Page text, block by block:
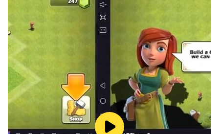
تتميز اللعبة بالتنوع والاثراء الثقافي في شتى المجالات. فيها خفة
وافادة وتسلية.
اللعبة بنيت بعيدا عن الضغط والتوقيت والسرعة, ويمكن لعبها في
اي وقت باسترخاء, ويمكنك التوقف ومعاودة اللعب في اي لحظة من
فكرة اللعبة تعتمد على ايجاد جميع الكلمات المفقودة او المخفية من
جدول الحروف والتابعة لنفس عنوان اللغز ومحاولة المرور عليها على
الجدول والقيام بشطبها بشكل افقي او عمودي او قطري . اللعبة
تحوي على عدد كبير من المراحل سوف تقوم بايجاد الكلمات عن